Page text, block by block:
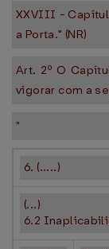
XXVIII -
a Porta." (NR)
Art. 2º O
vigorar com a
"
6. (.....)
(...)
6.2